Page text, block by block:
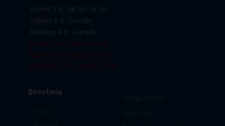
Directorio
Viernes 7-8: 08:00-14:00
Sábado 8-8: Cerrado
Domingo 9-8: Cerrado
Lunes 10-8: 08:00-14:00
Martes 11-8: 08:00-14:00
Miercoles 12-8: 08:00-14:00